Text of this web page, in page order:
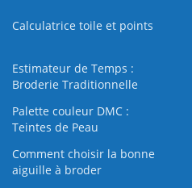
Calculatrice toile et points
Estimateur de Temps :
Broderie Traditionnelle
Palette couleur DMC :
Teintes de Peau
Comment choisir la bonne
aiguille à broder